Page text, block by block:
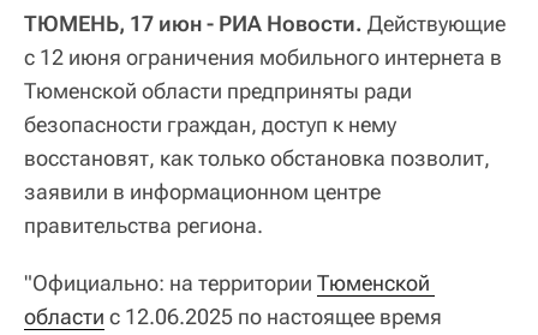
ТЮМЕНЬ, 17 июн - РИА Новости. Действующие
с 12 июня ограничения мобильного интернета в
Тюменской области предприняты ради
безопасности граждан, доступ к нему
восстановят, как только обстановка позволит,
заявили в информационном центре
правительства региона.
"Официально: на территории Тюменской
области с 12.06.2025 по настоящее время